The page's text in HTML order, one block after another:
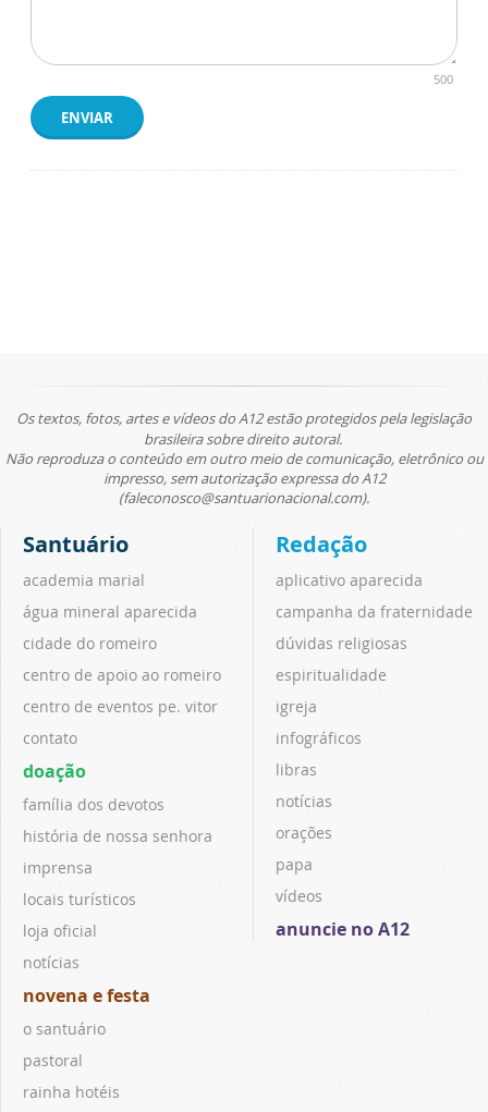
500
ENVIAR
Os textos, fotos, artes e vídeos do A12 estão protegidos pela legislação
brasileira sobre direito autoral.
Não reproduza o conteúdo em outro meio de comunicação, eletrônico ou
impresso, sem autorização expressa do A12
(faleconosco@santuarionacional.com).
Santuário
academia marial
água mineral aparecida
cidade do romeiro
centro de apoio ao romeiro
centro de eventos pe. vitor
contato
doação
família dos devotos
história de nossa senhora
imprensa
locais turísticos
loja oficial
notícias
novena e festa
o santuário
pastoral
rainha hotéis
Redação
aplicativo aparecida
campanha da fraternidade
dúvidas religiosas
espiritualidade
igreja
infográficos
libras
notícias
orações
papa
vídeos
anuncie no A12